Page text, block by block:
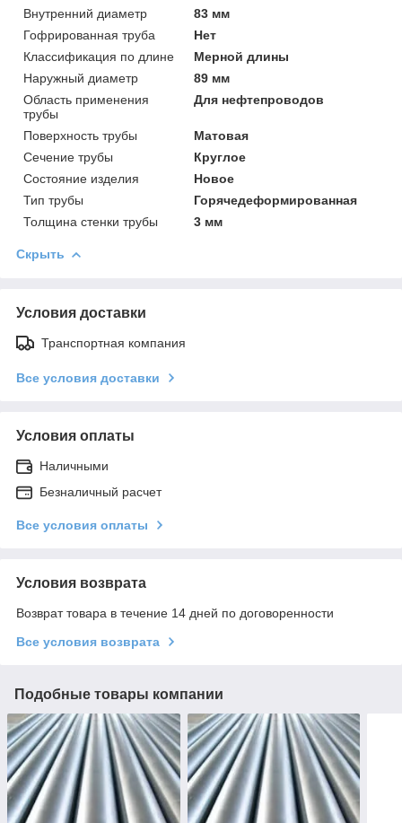
Внутренний диаметр
83 мм
Гофрированная труба
Нет
Классификация по длине
Мерной длины
Наружный диаметр
89 мм
Область применения
трубы
Для нефтепроводов
Поверхность трубы
Матовая
Сечение трубы
Круглое
Состояние изделия
Новое
Тип трубы
Горячедеформированная
Толщина стенки трубы
3 мм
Скрыть
Условия доставки
Транспортная компания
Все условия доставки
Условия оплаты
Наличными
Безналичный расчет
Все условия оплаты
Условия возврата
Возврат товара в течение 14 дней по договоренности
Все условия возврата
Подобные товары компании